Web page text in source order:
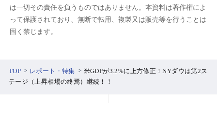
は一切その責任を負うものではありません。本資料は著作権によ
って保護されており、無断で転用、複製又は販売等を行うことは
固く禁じます。
TOP レポート・特集
米GDPが3.2%に上方修正！NYダウは第2ス
テージ（上昇相場の終焉）継続！！